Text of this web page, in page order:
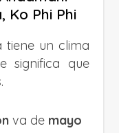
Ko Phi Phi
tiene un clima
significa que
va de mayo